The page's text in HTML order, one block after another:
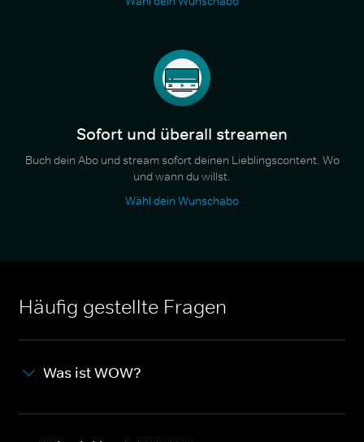
Sofort und überall streamen
Buch dein Abo und stream sofort deinen Lieblingscontent. Wo
und wann du willst.
Wähl dein Wunschabo
Häufig gestellte Fragen
Was ist WOW?